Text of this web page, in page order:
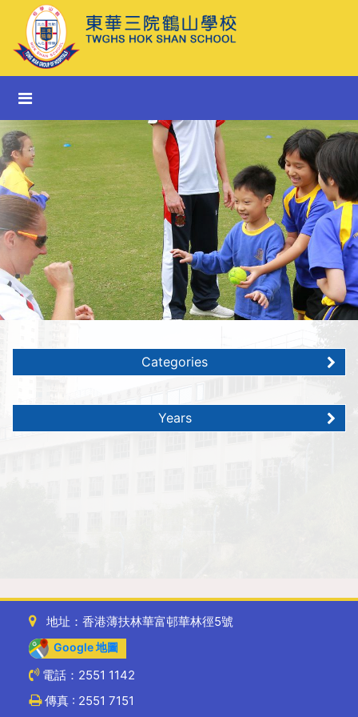
Categories
Years
地址：香港薄扶林華富邨華林徑5號
Google 地圖
電話：2551 1142
傳真 : 2551 7151